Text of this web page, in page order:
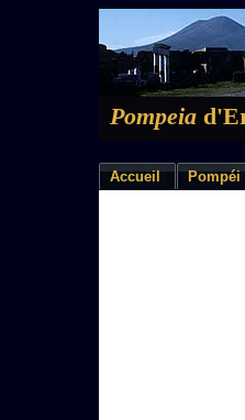
Pompeia
Accueil Pompéi